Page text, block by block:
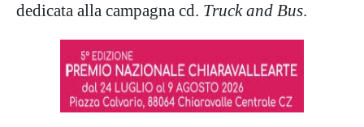
dedicata alla campagna cd. Truck and Bus.